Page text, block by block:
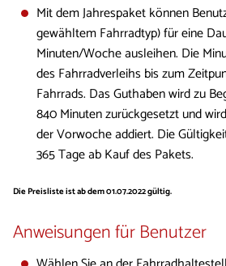
Mit dem Jahrespaket können
gewähltem Fahrradtyp) für eine
Minuten/Woche ausleihen. Die
des Fahrradverleihs bis zum
Fahrrads. Das Guthaben wird zu
840 Minuten zurückgesetzt und
der Vorwoche addiert. Die
365 Tage ab Kauf des Pakets.
​Die Preisliste ist ab dem 01.07.2022 gültig.
Anweisungen für Benutzer